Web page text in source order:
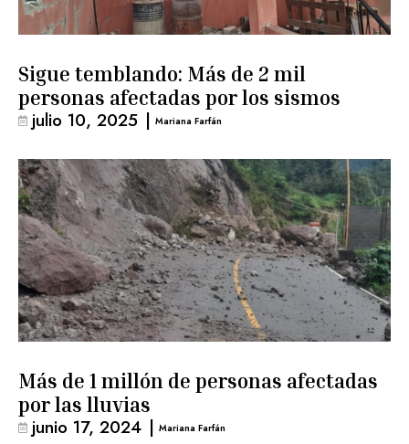
Sigue temblando: Más de 2 mil
personas afectadas por los sismos
julio 10, 2025 | Mariana Farfán
Más de 1 millón de personas afectadas
por las lluvias
junio 17, 2024 | Mariana Farfán